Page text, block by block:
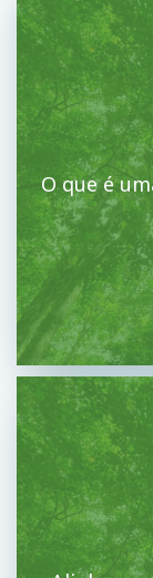
O que é
Primeira
conceitual
primeira